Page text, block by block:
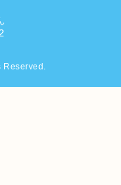
Reserved.